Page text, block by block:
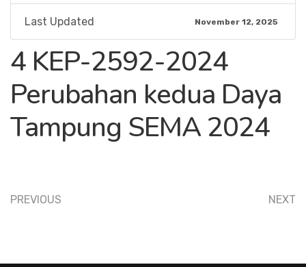
Last Updated November 12, 2025
4 KEP-2592-2024
Perubahan kedua Daya
Tampung SEMA 2024
PREVIOUS NEXT